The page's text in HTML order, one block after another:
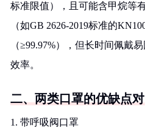
标准限值），且可能含甲烷等
（如GB 2626-2019标准的
（≥99.97%），但长时间佩戴
效率。
二、两类口罩的优缺点
1. 带呼吸阀口罩